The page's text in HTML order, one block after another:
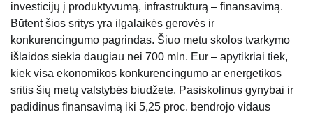
investicijų į produktyvumą, infrastruktūrą – finansavimą.
Būtent šios sritys yra ilgalaikės gerovės ir
konkurencingumo pagrindas. Šiuo metu skolos tvarkymo
išlaidos siekia daugiau nei 700 mln. Eur – apytikriai tiek,
kiek visa ekonomikos konkurencingumo ar energetikos
sritis šių metų valstybės biudžete. Pasiskolinus gynybai ir
padidinus finansavimą iki 5,25 proc. bendrojo vidaus